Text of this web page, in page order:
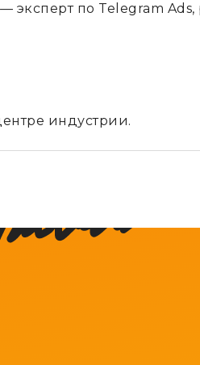
— эксперт по Telegram
индустрии.